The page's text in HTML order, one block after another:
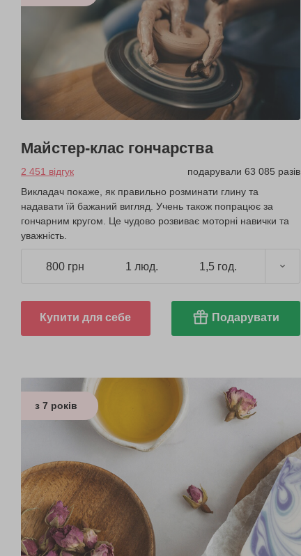
Майстер-клас гончарства
2 451 відгук
подарували 63 085 разів
Викладач покаже, як правильно розминати глину та
надавати їй бажаний вигляд. Учень також попрацює за
гончарним кругом. Це чудово розвиває моторні навички та
уважність.
800 грн 1 люд. 1,5 год.
Купити для себе Подарувати
з 7 років